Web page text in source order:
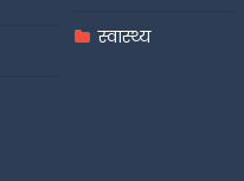
स्वास्थ्य